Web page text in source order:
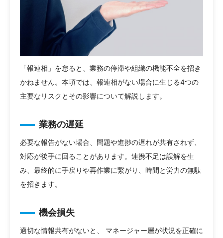
「報連相」を怠ると、業務の停滞や組織の機能不全を招き
かねません。本項では、報連相がない場合に生じる4つの
主要なリスクとその影響について解説します。
業務の遅延
必要な報告がない場合、問題や進捗の遅れが共有されず、
対応が後手に回ることがあります。連携不足は誤解を生
み、最終的に手戻りや再作業に繋がり、時間と労力の無駄
を招きます。
機会損失
適切な情報共有がないと、 マネージャー層が状況を正確に